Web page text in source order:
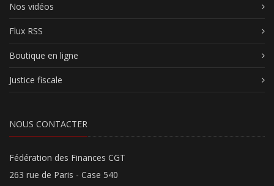
Nos vidéos
Flux RSS
Boutique en ligne
Justice fiscale
NOUS CONTACTER
Fédération des Finances CGT
263 rue de Paris - Case 540